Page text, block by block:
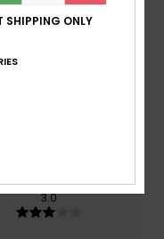
Materiale
3.0
SHIPPING ONLY